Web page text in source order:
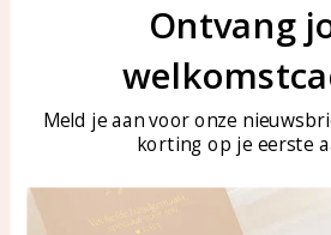
Veelgestelde vragen
Sieraden onderhouden
Ontvang
Meld je aan voor onze
korting op je eerste